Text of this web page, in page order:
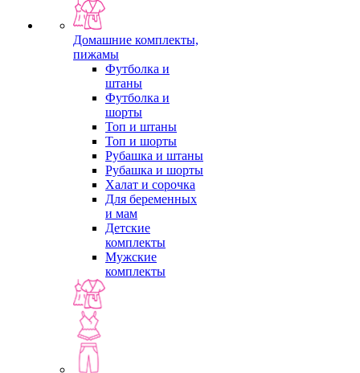
Домашние комплекты,
пижамы
Футболка и
штаны
Футболка и
шорты
Топ и штаны
Топ и шорты
Рубашка и штаны
Рубашка и шорты
Халат и сорочка
Для беременных
и мам
Детские
комплекты
Мужские
комплекты